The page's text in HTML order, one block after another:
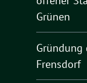
Grünen
Gründung
Frensdorf